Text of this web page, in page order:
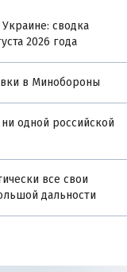
сводка
2026 года
в Минобороны
одной российской
все свои
дальности